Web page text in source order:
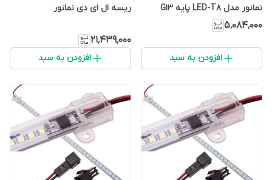
نمانور مدل LED-T8 پایه G13
بسته ده عددی
۵٬۰۸۴٬۰۰۰
افزودن به سبد
ریسه ال ای دی نمانور
۲۱٬۴۳۹٬۰۰۰
افزودن به سبد